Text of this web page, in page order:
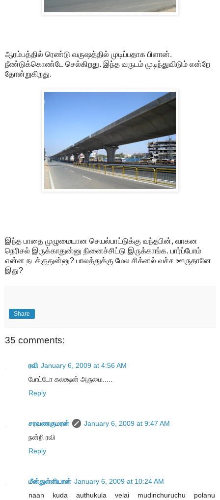
ஆரம்பத்தில் ரெண்டு வருஷத்தில் முடிப்பதாக பிளான்.
நீண்டுக்கொண்டே செல்கிறது. இந்த வருடம் முடிந்துவிடும் என்றே
தோன்றுகிறது.
இந்த பாதை முழுமையான செயல்பாட்டுக்கு வந்தபின், வாகன
நெரிசல் இருக்காதுன்னு நினைச்சிட்டு இருக்காங்க. பார்ப்போம்
என்ன நடக்குதுன்னு? பாலத்துக்கு மேல சிக்னல் வச்ச ஊருதானே
இது?
Share
35 comments:
ரவி January 6, 2009 at 4:56 AM
போட்டோ கலக்ஷன் அருமை.....
Reply
சரவணகுமரன்
January 6, 2009 at 9:47 AM
நன்றி ரவி
Reply
மீன்துள்ளியான் January 6, 2009 at 10:24 AM
naan kuda authukula velai mudinchuruchu polanu